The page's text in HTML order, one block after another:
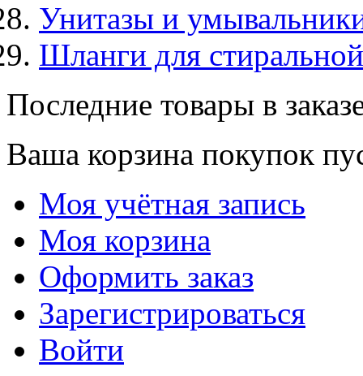
Унитазы и
Шланги для
Последние товары в
Ваша корзина покупок
Моя учётная запись
Моя корзина
Оформить заказ
Зарегистрироваться
Войти